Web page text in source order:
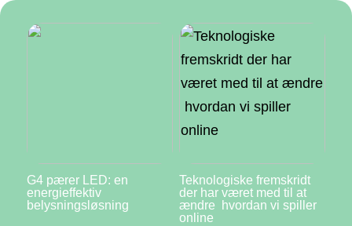
G4 pærer LED: en
energieffektiv
belysningsløsning
Teknologiske fremskridt
der har været med til at
ændre hvordan vi spiller
online